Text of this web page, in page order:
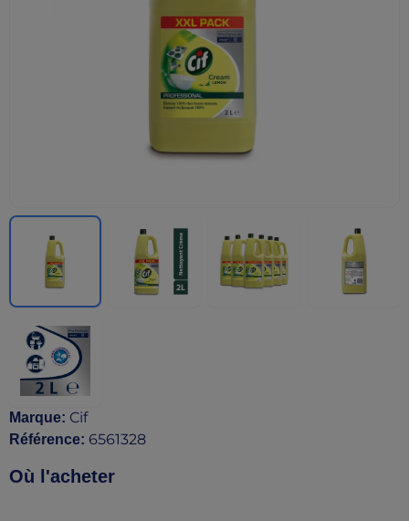
Marque: Cif
Référence: 6561328
Où l'acheter